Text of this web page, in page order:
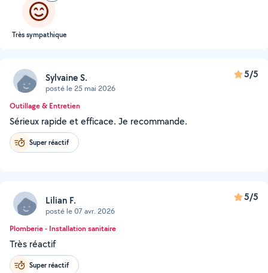
Très sympathique
Sylvaine S.
posté le 25 mai 2026
5/5
Outillage & Entretien
Sérieux rapide et efficace. Je recommande.
Super réactif
Lilian F.
posté le 07 avr. 2026
5/5
Plomberie - Installation sanitaire
Très réactif
Super réactif